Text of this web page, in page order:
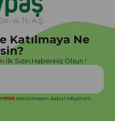
Katılmaya Ne
İlk Sizin Haberiniz Olsun !
korunmasını kabul ediyorum.